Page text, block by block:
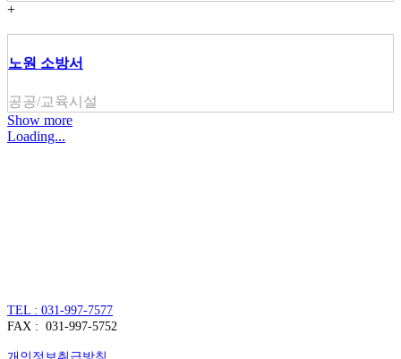
+
노원 소방서
공공/교육시설
Show more
Loading...
TEL : 031-997-7577
FAX : 031-997-5752